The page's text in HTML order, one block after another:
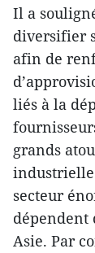
Il a
diversifier
afin de
liés à la
grands
secteur
dépendent
Asie. Par